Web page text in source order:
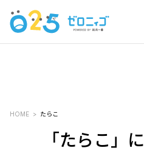
HOME たらこ
「たらこ」